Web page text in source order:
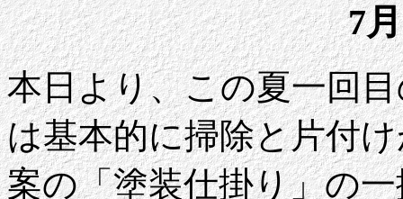
7
本日より、この夏一回
は基本的に掃除と片付
案の「塗装仕掛り」の